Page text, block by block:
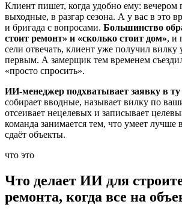
Клиент пишет, когда удобно ему: вечером
выходные, в разгар сезона. А у вас в это
и бригада с вопросами. Большинство
стоит ремонт» и «сколько стоит дом», и
сели отвечать, клиент уже получил вилку
первым. А замерщик тем временем
«просто спросить».
ИИ-менеджер подхватывает заявку в ту
собирает вводные, называет вилку по
отсеивает нецелевых и записывает
команда занимается тем, что умеет лучше
сдаёт объекты.
что это
Что делает ИИ для
ремонта, когда все на